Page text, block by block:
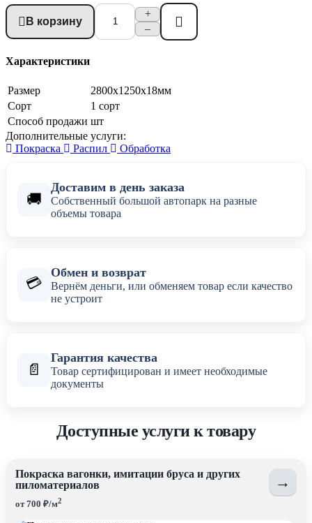
В корзину
+
–
Купить в 1 клик
Характеристики
Размер
2800x1250x18мм
Сорт
1 сорт
Способ продажи шт
Дополнительные услуги:
Покраска
Распил Обработка
🚚
Доставим в день заказа
Собственный большой автопарк на разные
объемы товара
💳
Обмен и возврат
Вернём деньги, или обменяем товар если качество
не устроит
📄
Гарантия качества
Товар сертифицирован и имеет необходимые
документы
Доступные услуги к товару
Покраска вагонки, имитации бруса и других
пиломатериалов
от 700 ₽/м2
→